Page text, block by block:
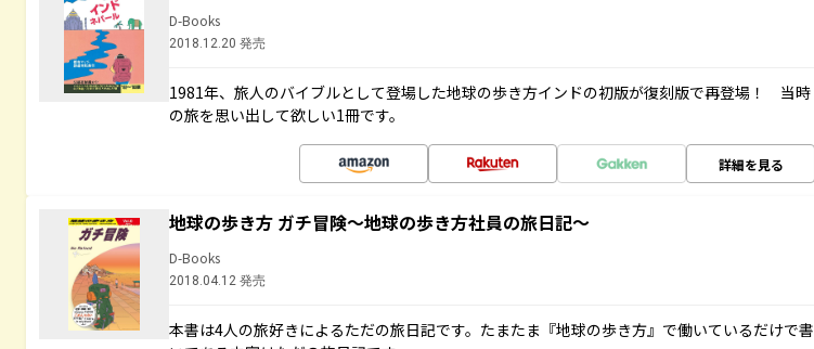
D-Books
2018.12.20 発売
1981年、旅人のバイブルとして登場した地球の歩き方インドの初版が復刻版で再登場！ 当時
の旅を思い出して欲しい1冊です。
詳細を見る
地球の歩き方 ガチ冒険～地球の歩き方社員の旅日記～
D-Books
2018.04.12 発売
本書は4人の旅好きによるただの旅日記です。たまたま『地球の歩き方』で働いているだけで書